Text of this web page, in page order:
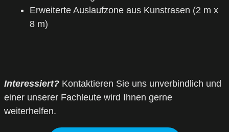
Erweiterte Auslaufzone aus Kunstrasen (2 m x
8 m)
Interessiert? Kontaktieren Sie uns unverbindlich und
einer unserer Fachleute wird Ihnen gerne
weiterhelfen.